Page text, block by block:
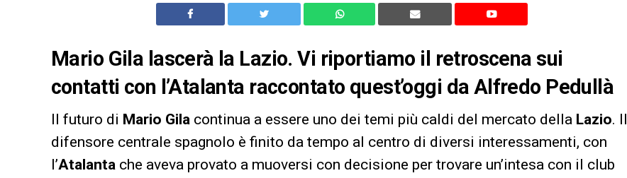
Mario Gila lascerà la Lazio. Vi riportiamo il retroscena sui
contatti con l’Atalanta raccontato quest’oggi da Alfredo Pedullà
Il futuro di Mario Gila continua a essere uno dei temi più caldi del mercato della Lazio. Il
difensore centrale spagnolo è finito da tempo al centro di diversi interessamenti, con
l’Atalanta che aveva provato a muoversi con decisione per trovare un’intesa con il club